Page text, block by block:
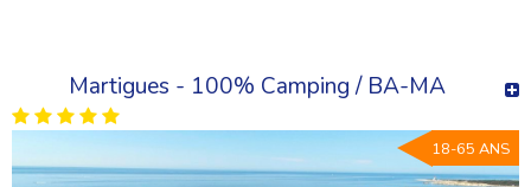
Les activités artistiques rassemblent toutes les
activités dans le domaine de l’art.
Elles permettentaux personnes en situation de
de s’ouvrir à une autre sensibilité et à
Martigues - 100% Camping / BA-MA
18-65 ANS